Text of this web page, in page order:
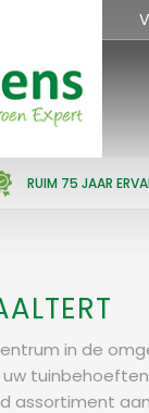
RUIM 75 JAAR
in de
assortiment